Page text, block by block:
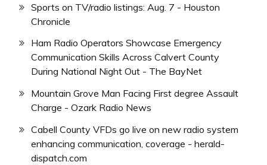
Sports on TV/radio listings: Aug. 7 - Houston
Chronicle
Ham Radio Operators Showcase Emergency
Communication Skills Across Calvert County
During National Night Out - The BayNet
Mountain Grove Man Facing First degree Assault
Charge - Ozark Radio News
Cabell County VFDs go live on new radio system
enhancing communication, coverage - herald-
dispatch.com